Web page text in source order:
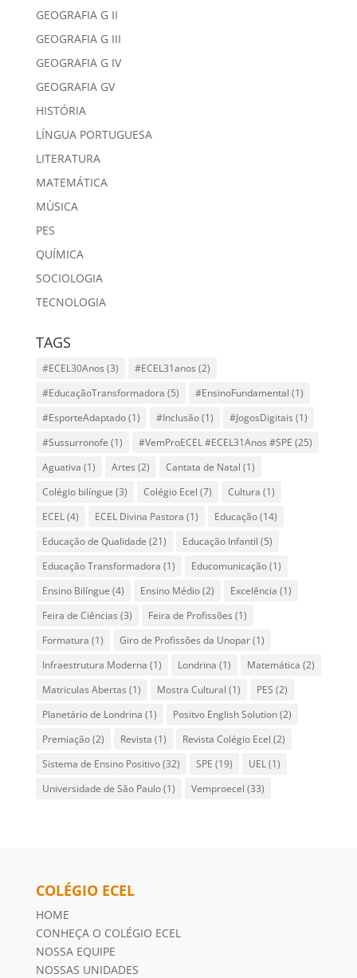
GEOGRAFIA G II
GEOGRAFIA G III
GEOGRAFIA G IV
GEOGRAFIA GV
HISTÓRIA
LÍNGUA PORTUGUESA
LITERATURA
MATEMÁTICA
MÙSICA
PES
QUÍMICA
SOCIOLOGIA
TECNOLOGIA
TAGS
#ECEL30Anos (3) #ECEL31anos (2)
#EducaçãoTransformadora (5) #EnsinoFundamental (1)
#EsporteAdaptado(1) #Inclusão(1) #JogosDigitais (1)
#Sussurronofe (1) #VemProECEL #ECEL31Anos #SPE (25)
Aguativa (1) Artes (2) Cantata de Natal (1)
Colégio bilíngue (3) Colégio Ecel (7) Cultura (1)
ECEL(4) ECEL Divina Pastora (1) Educação(14)
Educação de Qualidade (21) Educação Infantil (5)
Educação Transformadora (1) Educomunicação(1)
Ensino Bilíngue (4) Ensino Médio(2) Excelência (1)
Feira de Ciências (3) Feira de Profissões (1)
Formatura (1) Giro de Profissões da Unopar(1)
Infraestrutura Moderna (1) Londrina (1) Matemática (2)
Matriculas Abertas (1) Mostra Cultural (1) PES (2)
Planetário de Londrina (1) Positvo English Solution(2)
Premiação(2) Revista (1) Revista Colégio Ecel (2)
Sistema de Ensino Positivo(32) SPE (19) UEL(1)
Universidade de São Paulo(1) Vemproecel (33)
COLÉGIO ECEL
HOME
CONHEÇA O COLÉGIO ECEL
NOSSA EQUIPE
NOSSAS UNIDADES